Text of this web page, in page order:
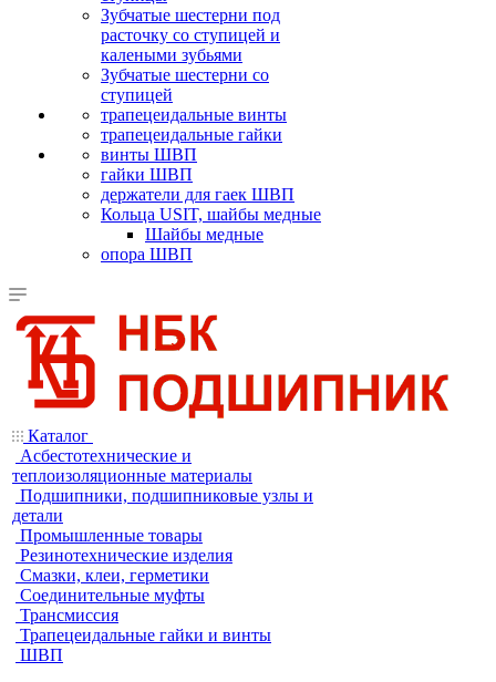
Зубчатые шестерни под
расточку со ступицей и
калеными зубьями
Зубчатые шестерни со
ступицей
трапецеидальные винты
трапецеидальные гайки
винты ШВП
гайки ШВП
держатели для гаек ШВП
Кольца USIT, шайбы медные
Шайбы медные
опора ШВП
Каталог
Асбестотехнические и
теплоизоляционные материалы
Подшипники, подшипниковые узлы и
детали
Промышленные товары
Резинотехнические изделия
Смазки, клеи, герметики
Соединительные муфты
Трансмиссия
Трапецеидальные гайки и винты
ШВП